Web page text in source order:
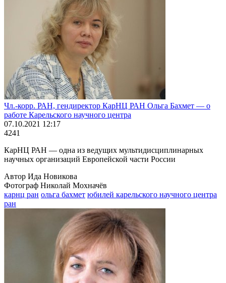
Чл.-корр. РАН, гендиректор КарНЦ РАН Ольга Бахмет — о
работе Карельского научного центра
07.10.2021 12:17
4241
КарНЦ РАН — одна из ведущих мультидисциплинарных
научных организаций Европейской части России
Автор Ида Новикова
Фотограф Николай Мохначёв
карнц ран ольга бахмет юбилей карельского научного центра
ран